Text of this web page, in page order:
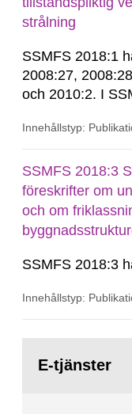
strålning
SSMFS 2018:1
2008:27,
och 2010:2. I
SSMFS
Innehållstyp:
SSMFS 2018:3
föreskrifter om
och om
SSMFS 2018:3
Innehållstyp:
sida:E-tjänster